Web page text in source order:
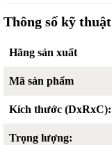
Thông số kỹ thuật
Hãng sản xuất
Mã sản phẩm
Kích thước (DxRxC):
Trọng lượng: